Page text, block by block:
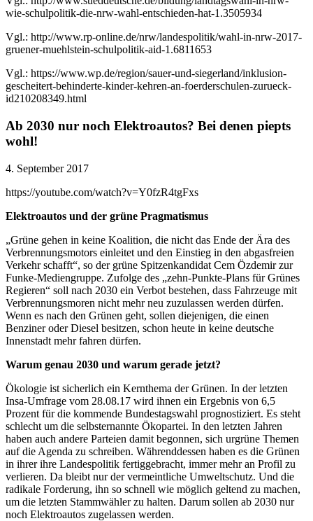
wie-schulpolitik-die-nrw-wahl-entschieden-hat-1.3505934
Vgl.: http://www.rp-online.de/nrw/landespolitik/wahl-in-nrw-2017-
gruener-muehlstein-schulpolitik-aid-1.6811653
Vgl.: https://www.wp.de/region/sauer-und-siegerland/inklusion-
gescheitert-behinderte-kinder-kehren-an-foerderschulen-zurueck-
id210208349.html
Ab 2030 nur noch Elektroautos? Bei denen piepts
wohl!
4. September 2017
https://youtube.com/watch?v=Y0fzR4tgFxs
Elektroautos und der grüne Pragmatismus
„Grüne gehen in keine Koalition, die nicht das Ende der Ära des
Verbrennungsmotors einleitet und den Einstieg in den abgasfreien
Verkehr schafft“, so der grüne Spitzenkandidat Cem Özdemir zur
Funke-Mediengruppe. Zufolge des „zehn-Punkte-Plans für Grünes
Regieren“ soll nach 2030 ein Verbot bestehen, dass Fahrzeuge mit
Verbrennungsmoren nicht mehr neu zuzulassen werden dürfen.
Wenn es nach den Grünen geht, sollen diejenigen, die einen
Benziner oder Diesel besitzen, schon heute in keine deutsche
Innenstadt mehr fahren dürfen.
Warum genau 2030 und warum gerade jetzt?
Ökologie ist sicherlich ein Kernthema der Grünen. In der letzten
Insa-Umfrage vom 28.08.17 wird ihnen ein Ergebnis von 6,5
Prozent für die kommende Bundestagswahl prognostiziert. Es steht
schlecht um die selbsternannte Ökopartei. In den letzten Jahren
haben auch andere Parteien damit begonnen, sich urgrüne Themen
auf die Agenda zu schreiben. Währenddessen haben es die Grünen
in ihrer ihre Landespolitik fertiggebracht, immer mehr an Profil zu
verlieren. Da bleibt nur der vermeintliche Umweltschutz. Und die
radikale Forderung, ihn so schnell wie möglich geltend zu machen,
um die letzten Stammwähler zu halten. Darum sollen ab 2030 nur
noch Elektroautos zugelassen werden.